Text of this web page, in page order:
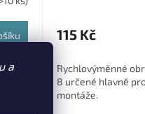
a
115 Kč
Rychlovýměnné
8 určené hlavně
montáže.